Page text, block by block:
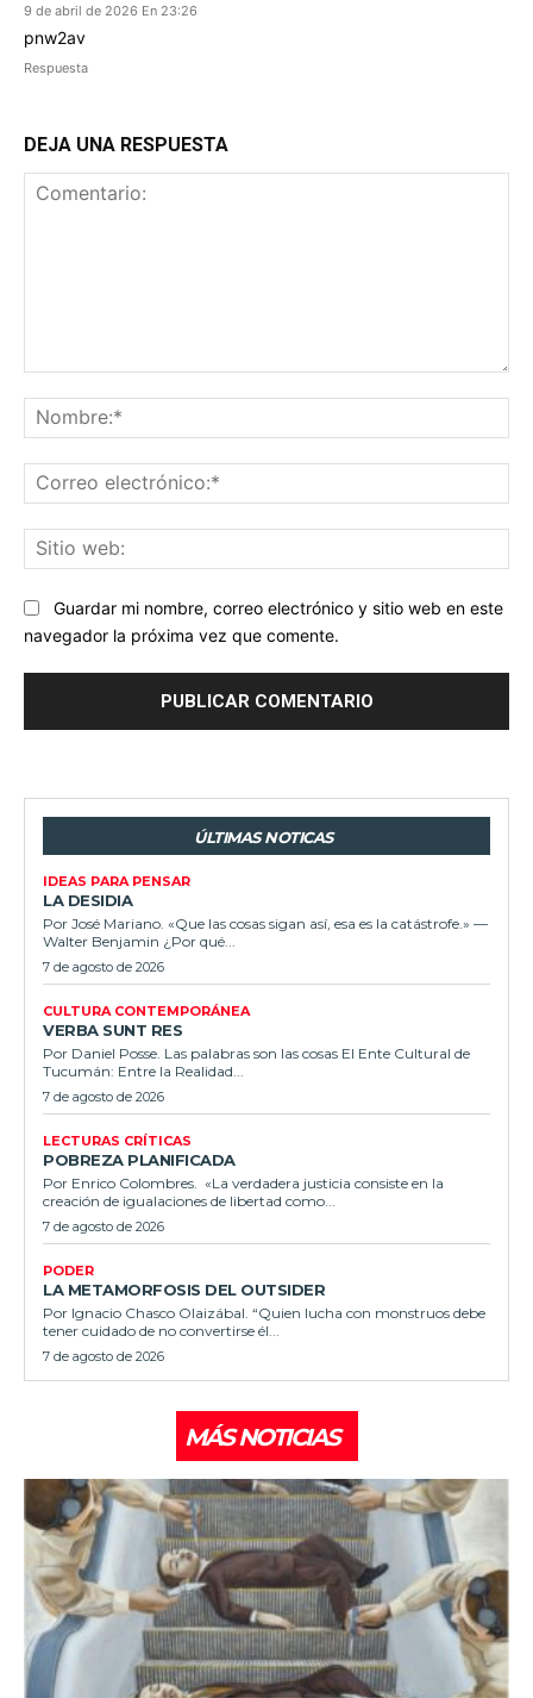
9 de abril de 2026 En 23:26
pnw2av
Respuesta
DEJA UNA RESPUESTA
Guardar mi nombre, correo electrónico y sitio web en este
navegador la próxima vez que comente.
ÚLTIMAS NOTICAS
IDEAS PARA PENSAR
LA DESIDIA
Por José Mariano. «Que las cosas sigan así, esa es la catástrofe.» —
Walter Benjamin ¿Por qué...
7 de agosto de 2026
CULTURA CONTEMPORÁNEA
VERBA SUNT RES
Por Daniel Posse. Las palabras son las cosas El Ente Cultural de
Tucumán: Entre la Realidad...
7 de agosto de 2026
LECTURAS CRÍTICAS
POBREZA PLANIFICADA
Por Enrico Colombres. «La verdadera justicia consiste en la
creación de igualaciones de libertad como...
7 de agosto de 2026
PODER
LA METAMORFOSIS DEL OUTSIDER
Por Ignacio Chasco Olaizábal. “Quien lucha con monstruos debe
tener cuidado de no convertirse él...
7 de agosto de 2026
MÁS NOTICIAS